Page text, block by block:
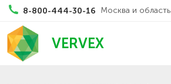
8-800-444-30-16 Москва и область
VERVEX